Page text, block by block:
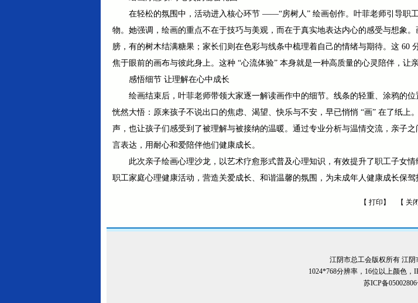
在轻松的氛围中，活动进入核心环节 ——“房树人” 绘画创作。叶菲老师引导职
物。她强调，绘画的重点不在于技巧与美观，而在于真实地表达内心的感受与想象
膀，有的树木结满糖果；家长们则在色彩与线条中梳理着自己的情绪与期待。这 60
焦于眼前的画布与彼此身上。这种 “心流体验” 本身就是一种高质量的心灵陪伴，让
感悟细节 让理解在心中成长
绘画结束后，叶菲老师带领大家逐一解读画作中的细节。线条的轻重、涂鸦
恍然大悟：原来孩子不说出口的焦虑、渴望、快乐与不安，早已悄悄 “画” 在了纸
声，也让孩子们感受到了被理解与被接纳的温暖。通过专业分析与温情交流，亲子
言表达，用耐心和爱陪伴他们健康成长。
此次亲子绘画心理沙龙，以艺术疗愈形式普及心理知识，有效提升了职工子女
职工家庭心理健康活动，营造关爱成长、和谐温馨的氛围，为未成年人健康成长保驾
【 打印 】 【 关
江阴市总工会版权所有 江阴
1024*768分辨率，16位以上颜色，
苏ICP备